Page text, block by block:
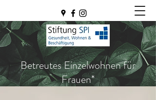
Betreutes Einzelwohnen für
Frauen*